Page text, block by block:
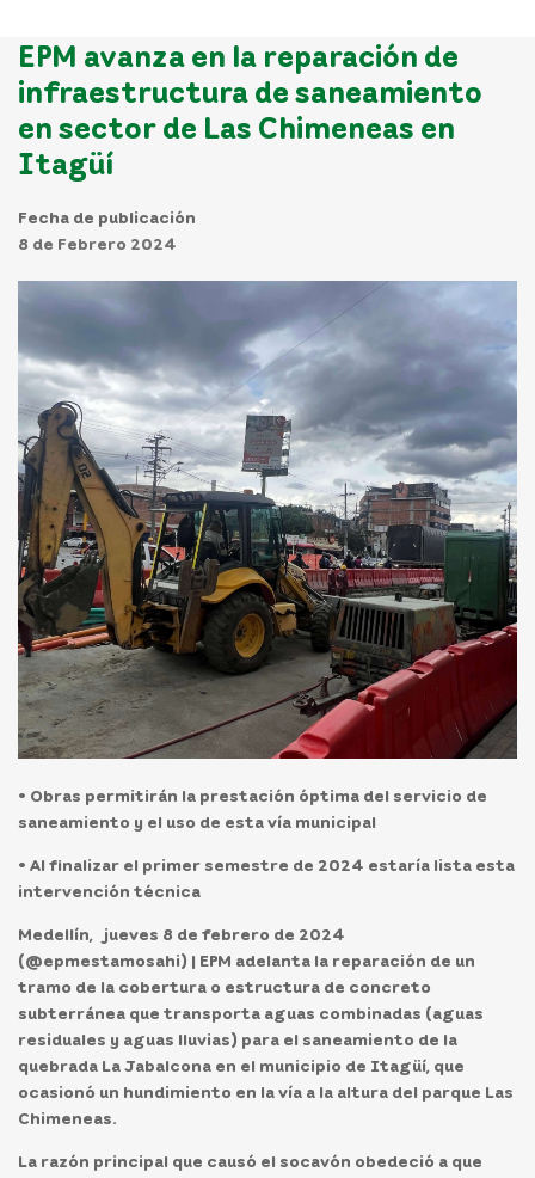
EPM avanza en la reparación de
infraestructura de saneamiento
en sector de Las Chimeneas en
Itagüí
Fecha de publicación
8 de Febrero 2024
• Obras permitirán la prestación óptima del servicio de
saneamiento y el uso de esta vía municipal
• Al finalizar el primer semestre de 2024 estaría lista esta
intervención técnica
Medellín, jueves 8 de febrero de 2024
(@epmestamosahi) | EPM adelanta la reparación de un
tramo de la cobertura o estructura de concreto
subterránea que transporta aguas combinadas (aguas
residuales y aguas lluvias) para el saneamiento de la
quebrada La Jabalcona en el municipio de Itagüí, que
ocasionó un hundimiento en la vía a la altura del parque Las
Chimeneas.
La razón principal que causó el socavón obedeció a que